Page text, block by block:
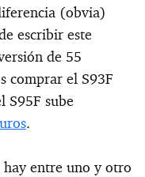
(obvia)
escribir este
de 55
comprar el S93F
S95F sube
.
hay entre uno y otro